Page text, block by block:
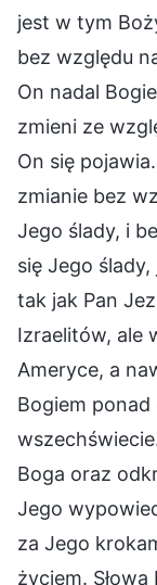
jest w tym
bez względu
On nadal
zmieni ze
On się
zmianie bez
Jego ślady, i
się Jego ślady,
tak jak Pan
Izraelitów, ale
Ameryce, a
Bogiem ponad
Boga oraz
Jego
za Jego
życiem.